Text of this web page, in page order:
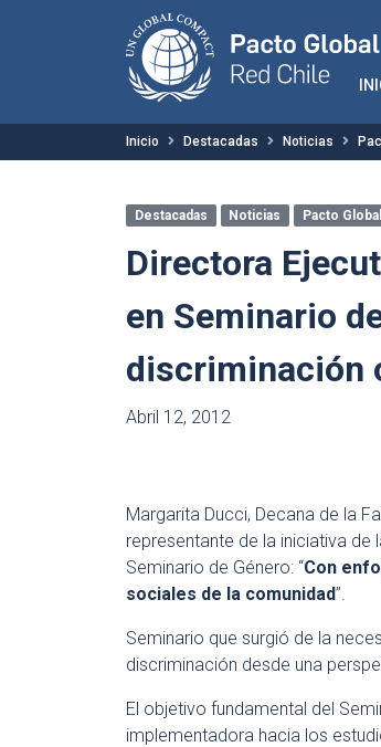
Inicio Destacadas Noticias
Destacadas Noticias Pacto Global
Directora
en Seminario
discriminación
Abril 12, 2012
Margarita Ducci, Decana de la
representante de la iniciativa de
Seminario de Género: “Con
sociales de la comunidad”.
Seminario que surgió de la
discriminación desde una
El objetivo fundamental del
implementadora hacia los